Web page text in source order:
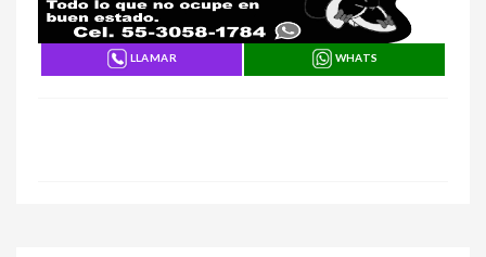
LLAMAR WHATS